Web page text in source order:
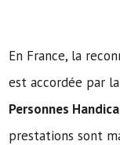
En France, la
est accordée par la
Personnes
prestations sont